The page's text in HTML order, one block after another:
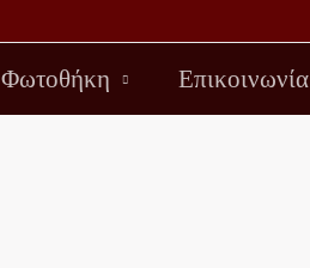
Φωτοθήκη Επικοινωνία